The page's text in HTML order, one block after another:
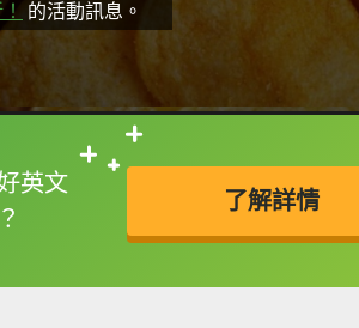
的活動訊息。
英文
了解詳情
幕可以直接查字典喔！